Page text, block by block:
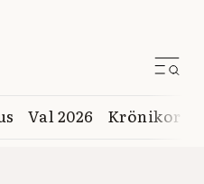
Val 2026 Krönikor